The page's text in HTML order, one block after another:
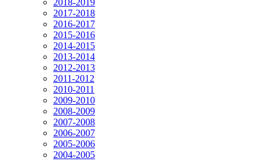
2018-2019
2017-2018
2016-2017
2015-2016
2014-2015
2013-2014
2012-2013
2011-2012
2010-2011
2009-2010
2008-2009
2007-2008
2006-2007
2005-2006
2004-2005